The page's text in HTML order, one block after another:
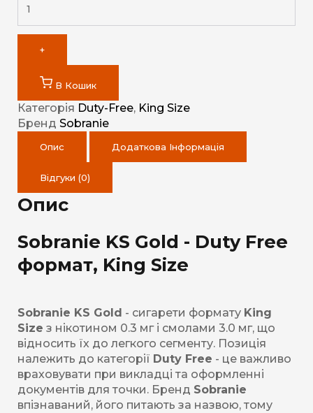
+
В Кошик
Категорія Duty-Free, King Size
Бренд Sobranie
Опис Додаткова Інформація
Відгуки (0)
Опис
Sobranie KS Gold - Duty Free
формат, King Size
Sobranie KS Gold - сигарети формату King
Size з нікотином 0.3 мг і смолами 3.0 мг, що
відносить їх до легкого сегменту. Позиція
належить до категорії Duty Free - це важливо
враховувати при викладці та оформленні
документів для точки. Бренд Sobranie
впізнаваний, його питають за назвою, тому